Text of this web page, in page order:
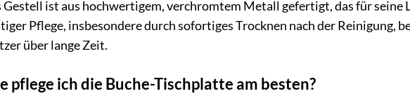
Gestell ist aus hochwertigem, verchromtem Metall gefertigt, das für
Pflege, insbesondere durch sofortiges Trocknen nach der Reinigung,
über lange Zeit.
pflege ich die Buche-Tischplatte am besten?